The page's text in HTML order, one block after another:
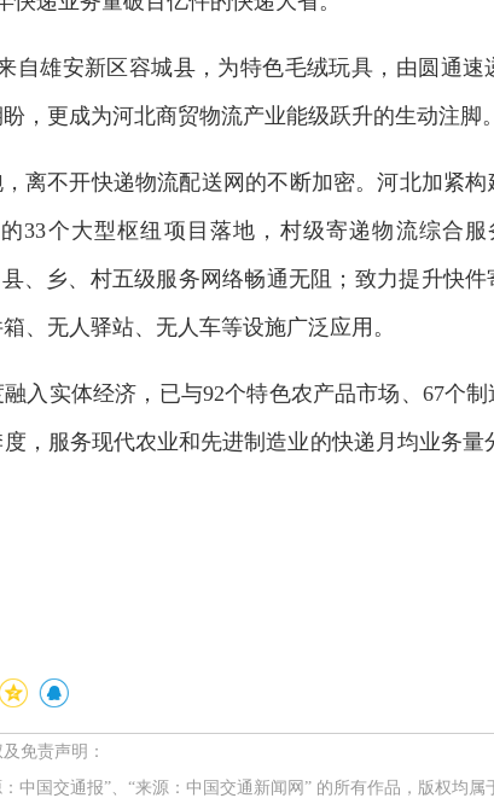
自雄安新区容城县，为特色毛绒玩具，由圆通
，更成为河北商贸物流产业能级跃升的生动注脚。
离不开快递物流配送网的不断加密。河北加紧
33个大型枢纽项目落地，村级寄递物流综合
、乡、村五级服务网络畅通无阻；致力提升快
、无人驿站、无人车等设施广泛应用。
入实体经济，已与92个特色农产品市场、67个
，服务现代农业和先进制造业的快递月均业务量
免责声明：
中国交通报”、“来源：中国交通新闻网” 的所有作品，版权均